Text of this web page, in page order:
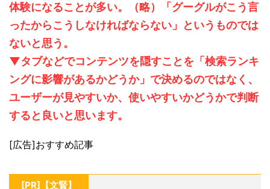
体験になることが多い。（略）「グーグルがこう言
ったからこうしなければならない」というものでは
ないと思う。
▼タブなどでコンテンツを隠すことを「検索ランキ
ングに影響があるかどうか」で決めるのではなく、
ユーザーが見やすいか、使いやすいかどうかで判断
すると良いと思います。
[広告]おすすめ記事
[PR]【文賢】